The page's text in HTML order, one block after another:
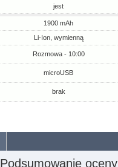
jest
1900 mAh
Li-Ion, wymienną
Rozmowa - 10:00
microUSB
brak
Podsumowanie